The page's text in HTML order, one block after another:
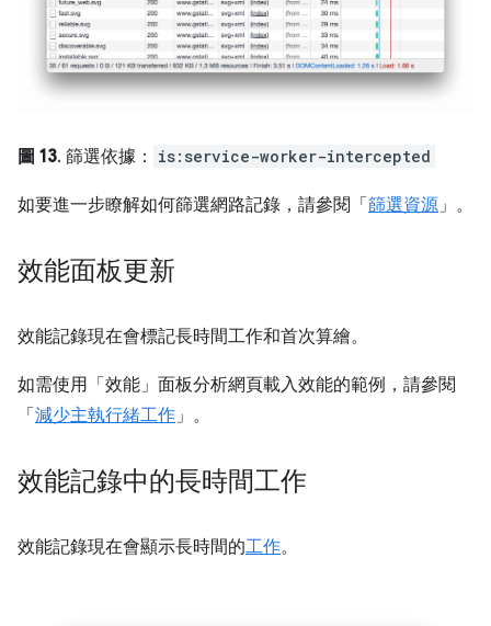
圖 13. 篩選依據： is:service-worker-intercepted
如要進一步瞭解如何篩選網路記錄，請參閱「 篩選資源」。
效能面板更新
效能記錄現在會標記長時間工作和首次算繪。
如需使用「效能」面板分析網頁載入效能的範例，請參閱
「 減少主執行緒工作」。
效能記錄中的長時間工作
效能記錄現在會顯示長時間的工作。